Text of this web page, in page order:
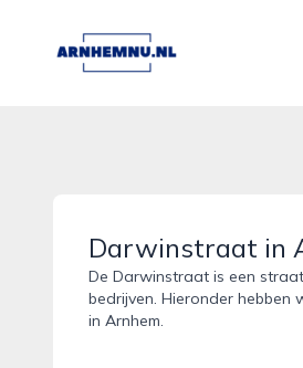
arnhemnu.nl
Darwinstraat in
De Darwinstraat is een
bedrijven. Hieronder
in Arnhem.